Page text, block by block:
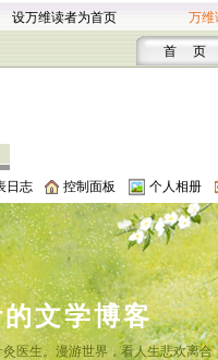
设万维读者为首页 万维
首 页
日志 控制面板 个人相册
文学博客
医生。漫游世界，看人生悲欢离